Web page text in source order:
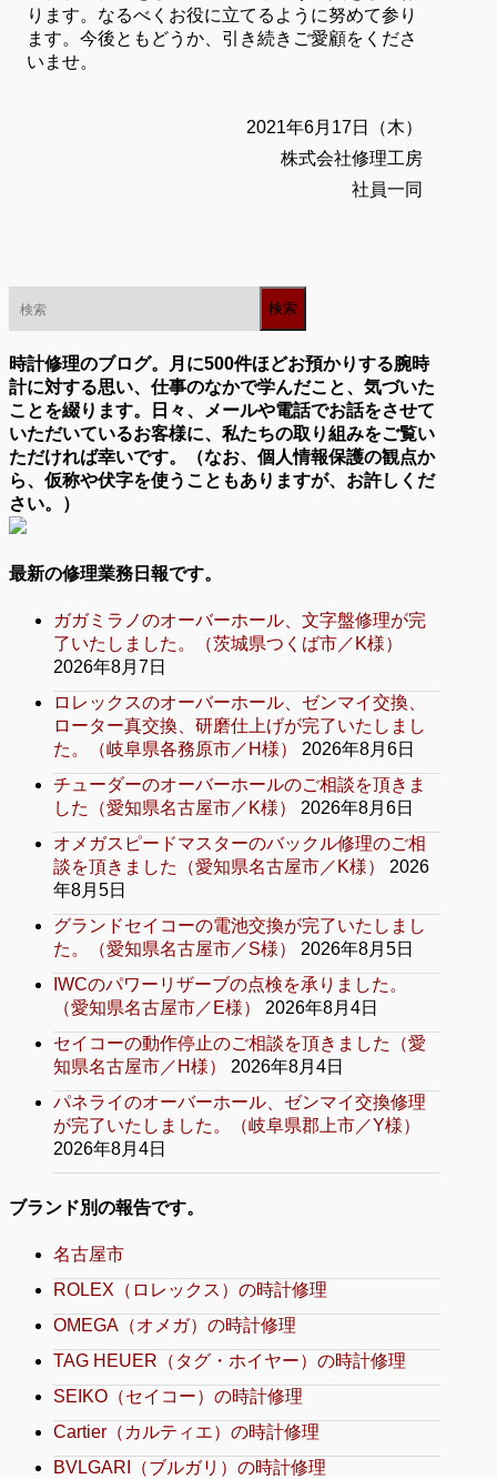
ります。なるべくお役に立てるように努めて参り
ます。今後ともどうか、引き続きご愛顧をくださ
いませ。
2021年6月17日（木）
株式会社修理工房
社員一同
時計修理のブログ。月に500件ほどお預かりする腕時
計に対する思い、仕事のなかで学んだこと、気づいた
ことを綴ります。日々、メールや電話でお話をさせて
いただいているお客様に、私たちの取り組みをご覧い
ただければ幸いです。（なお、個人情報保護の観点か
ら、仮称や伏字を使うこともありますが、お許しくだ
さい。）
最新の修理業務日報です。
ガガミラノのオーバーホール、文字盤修理が完
了いたしました。（茨城県つくば市／K様）
2026年8月7日
ロレックスのオーバーホール、ゼンマイ交換、
ローター真交換、研磨仕上げが完了いたしまし
た。（岐阜県各務原市／H様）
2026年8月6日
チューダーのオーバーホールのご相談を頂きま
した（愛知県名古屋市／K様）
2026年8月6日
オメガスピードマスターのバックル修理のご相
談を頂きました（愛知県名古屋市／K様）
2026
年8月5日
グランドセイコーの電池交換が完了いたしまし
た。（愛知県名古屋市／S様）
2026年8月5日
IWCのパワーリザーブの点検を承りました。
（愛知県名古屋市／E様）
2026年8月4日
セイコーの動作停止のご相談を頂きました（愛
知県名古屋市／H様）
2026年8月4日
パネライのオーバーホール、ゼンマイ交換修理
が完了いたしました。（岐阜県郡上市／Y様）
2026年8月4日
ブランド別の報告です。
名古屋市
ROLEX（ロレックス）の時計修理
OMEGA（オメガ）の時計修理
TAG HEUER（タグ・ホイヤー）の時計修理
SEIKO（セイコー）の時計修理
Cartier（カルティエ）の時計修理
BVLGARI（ブルガリ）の時計修理